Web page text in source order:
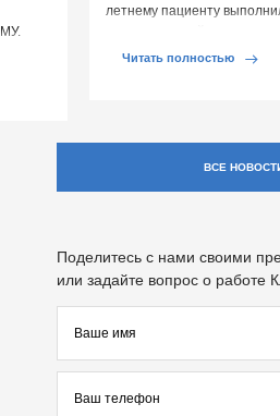
летнему пациенту
в структуру клиновидной […]
Читать полностью
ВСЕ
Поделитесь с нами своими
или задайте вопрос о работе